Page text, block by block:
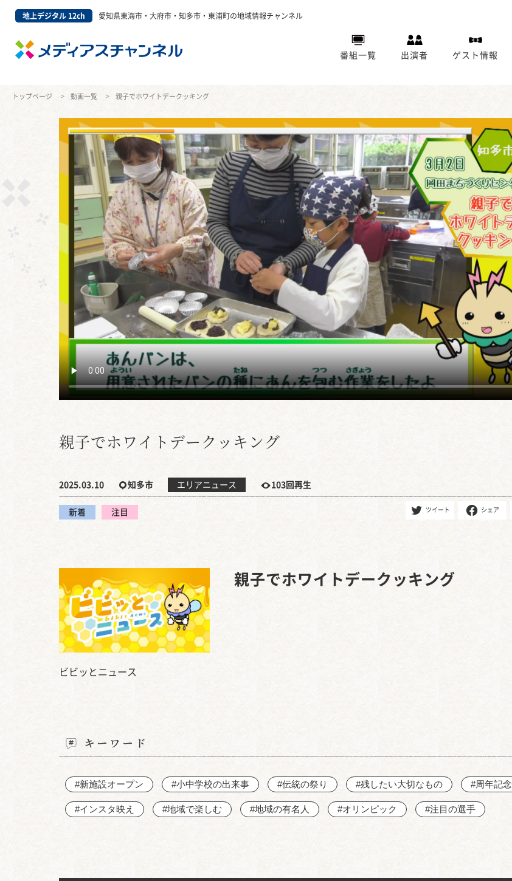
地上デジタル 12ch 愛知県東海市・大府市・知多市・東浦町の地域情報チャンネル
番組一覧 出演者 ゲスト情報
トップページ 動画一覧 親子でホワイトデークッキング
親子でホワイトデークッキング
2025.03.10 知多市 エリアニュース 103回再生
新着 注目 ツイート シェア
ビビッとニュース
親子でホワイトデークッキング
キーワード
#新施設オープン #小中学校の出来事 #伝統の祭り #残したい大切なもの #周年記念
#インスタ映え #地域で楽しむ #地域の有名人 #オリンピック #注目の選手